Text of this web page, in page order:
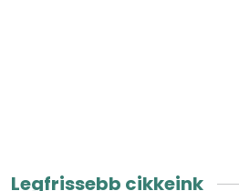
Legfrissebb cikkeink